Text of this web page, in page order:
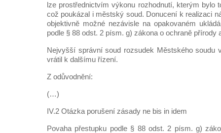
lze prostřednictvím výkonu rozhodnutí, kterým bylo
což poukázal i městský soud. Donucení k realizaci
objektivně možné nezávisle na opakovaném
podle § 88 odst. 2 písm. g) zákona o ochraně přírody
Nejvyšší správní soud rozsudek Městského soudu
vrátil k dalšímu řízení.
Z odůvodnění:
(…)
IV.2 Otázka porušení zásady ne bis in idem
Povaha přestupku podle § 88 odst. 2 písm. g)